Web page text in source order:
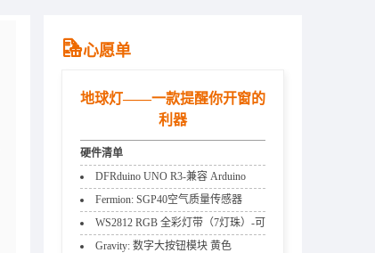
心愿单
地球灯——一款提醒你开窗的
利器
硬件清单
DFRduino UNO R3-兼容 Arduino
Uno（含USB线）
Fermion: SGP40空气质量传感器
WS2812 RGB 全彩灯带（7灯珠）-可
编程氛围灯
Gravity: 数字大按钮模块 黄色